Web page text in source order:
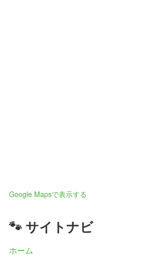
Google Mapsで表示する
🐾 サイトナビ
ホーム